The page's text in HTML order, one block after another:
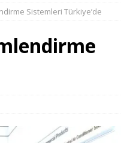
Evrimi
TEKNOLOJI
Yeni Çözünürlük Rekoru Kırıldı
Oyunlar Listesi
Sistemleri Türkiye’de